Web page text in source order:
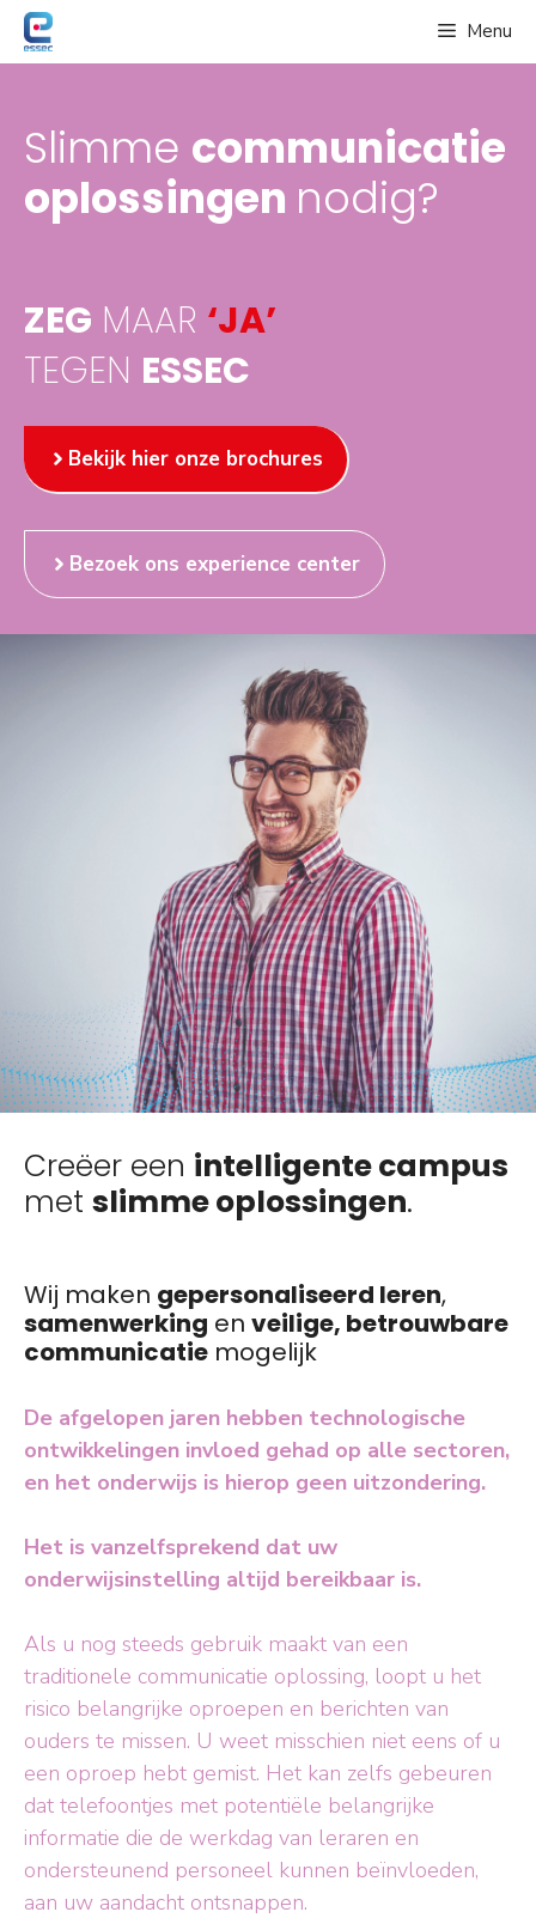
Spring
naar
Menu
Slimme communicatie
oplossingen nodig?
ZEG MAAR ‘JA’
TEGEN ESSEC
Bekijk hier onze brochures
Bezoek ons experience center
Creëer een intelligente campus
met slimme oplossingen.
Wij maken gepersonaliseerd leren,
samenwerking en veilige, betrouwbare
communicatie mogelijk
De afgelopen jaren hebben technologische
ontwikkelingen invloed gehad op alle sectoren,
en het onderwijs is hierop geen uitzondering.
Het is vanzelfsprekend dat uw
onderwijsinstelling altijd bereikbaar is.
Als u nog steeds gebruik maakt van een
traditionele communicatie oplossing, loopt u het
risico belangrijke oproepen en berichten van
ouders te missen. U weet misschien niet eens of u
een oproep hebt gemist. Het kan zelfs gebeuren
dat telefoontjes met potentiële belangrijke
informatie die de werkdag van leraren en
ondersteunend personeel kunnen beïnvloeden,
aan uw aandacht ontsnappen.